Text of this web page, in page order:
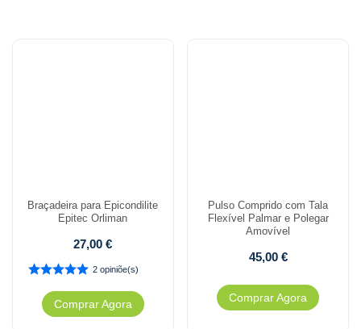
Braçadeira para Epicondilite
Epitec Orliman
27,00€
2 opiniõe(s)
Comprar Agora
Pulso Comprido com Tala
Flexível Palmar e Polegar
Amovível
45,00 €
Comprar Agora